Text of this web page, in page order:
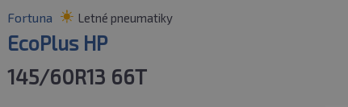
Fortuna Letné pneumatiky
EcoPlus HP
145/60R13 66T